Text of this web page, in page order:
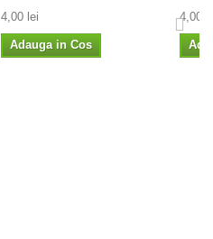
4,00 lei
Adauga in Cos
4,00